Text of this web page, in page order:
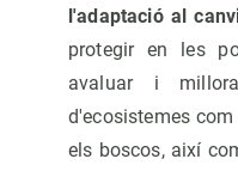
l'adaptació al
protegir en les
avaluar i
d'ecosistemes
els boscos, així